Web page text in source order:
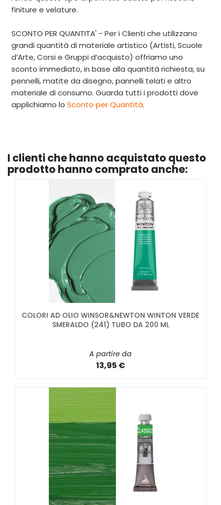
finiture e velature.
SCONTO PER QUANTITA' - Per i Clienti che utilizzano
grandi quantità di materiale artistico (Artisti, Scuole
d’Arte, Corsi e Gruppi d’acquisto) offriamo uno
sconto immediato, in base alla quantità richiesta, su
pennelli, matite da disegno, pannelli telati e altro
materiale di consumo. Guarda tutti i prodotti dove
applichiamo lo Sconto per Quantità.
I clienti che hanno acquistato questo
prodotto hanno comprato anche:
COLORI AD OLIO WINSOR&NEWTON WINTON VERDE
SMERALDO (241) TUBO DA 200 ML
A partire da
13,95 €